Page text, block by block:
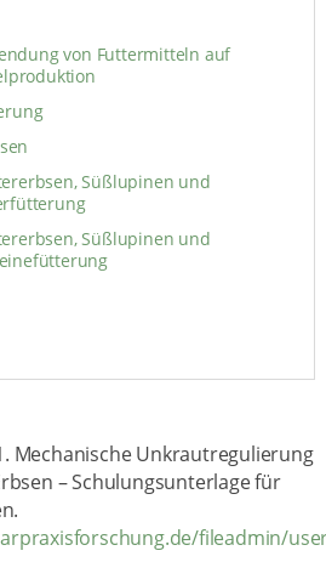
von Futtermitteln auf
Süßlupinen und
Süßlupinen und
Mechanische Unkrautregulierung
– Schulungsunterlage für
fileadmin/